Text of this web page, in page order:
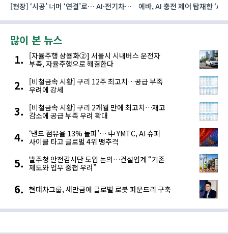
[현장] ‘시공’ 너머 ‘연결’로… AI·전기차·
에바, AI 충전 제어 탑재한
많이 본 뉴스
[자율주행 상용화②] 서울시 시내버스 운전자
부족, 자율주행으로 해결한다
[비철금속 시황] 구리 12주 최고치…공급 부족
우려에 강세
[비철금속 시황] 구리 2개월 만에 최고치…재고
감소에 공급 부족 우려 확대
‘낸드 점유율 13% 돌파’… 中 YMTC, AI 슈퍼
사이클 타고 글로벌 4위 맹추격
발주청 안전감시단 도입 논의…건설업계 “기존
제도와 업무 중첩 우려”
현대차그룹, 새만금에 글로벌 로봇 파운드리 구축